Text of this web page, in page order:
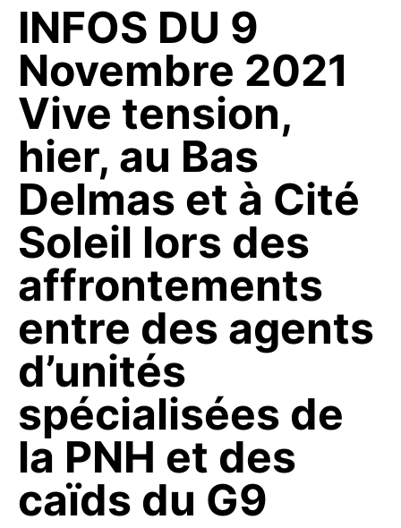
INFOS DU 9
Novembre 2021
Vive tension,
hier, au Bas
Delmas et à Cité
Soleil lors des
affrontements
entre des agents
d’unités
spécialisées de
la PNH et des
caïds du G9